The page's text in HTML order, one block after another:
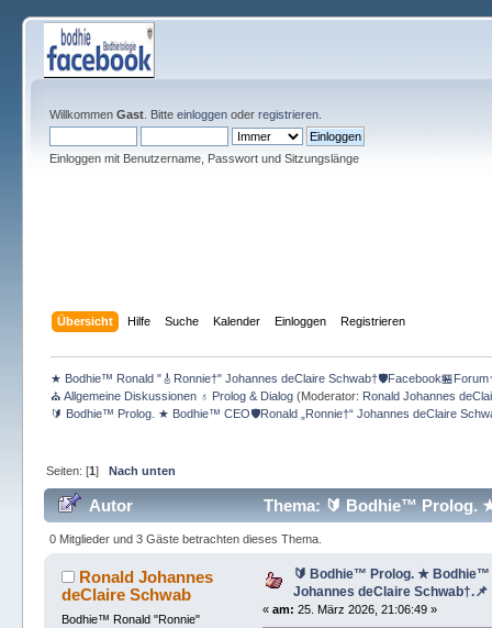
Willkommen Gast. Bitte einloggenoder registrieren.
Einloggen mit Benutzername, Passwort und Sitzungslänge
Übersicht Hilfe Suche Kalender Einloggen Registrieren
★ Bodhie™ Ronald "🎸Ronnie†" Johannes deClaire
⛪ Allgemeine Diskussionen ♁ Prolog & Dialog(Moderator: Ronald Johannes
🔰 Bodhie™ Prolog. ★ Bodhie™ CEO🛡️Ronald „Ronnie†“ Johannes deClaire
Seiten: [1] Nach unten
Autor
Thema: 🔰 Bodhie™ Prolog.
(Gelesen 412 mal)
0 Mitglieder und 3 Gäste betrachten dieses Thema.
Ronald Johannes
deClaire Schwab
Bodhie™ Ronald "Ronnie"
🔰 Bodhie™ Prolog. ★ Bodhie™
Johannes deClaire Schwab†.📌
«am: 25. März 2026, 21:06:49 »